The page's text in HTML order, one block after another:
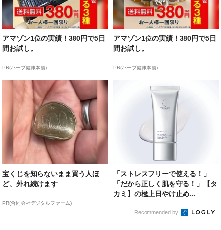
アマゾン1位の実績！380円で5日
間お試し。
PR(ハーブ健康本舗)
アマゾン1位の実績！380円で5日
間お試し。
PR(ハーブ健康本舗)
宝くじを知らないまま買う人ほ
ど、外れ続けます
PR(合同会社デジタルファーム)
「ストレスフリーで使える！」
「だから正しく肌を守る！」【タ
カミ】の極上日やけ止め...
Recommended by